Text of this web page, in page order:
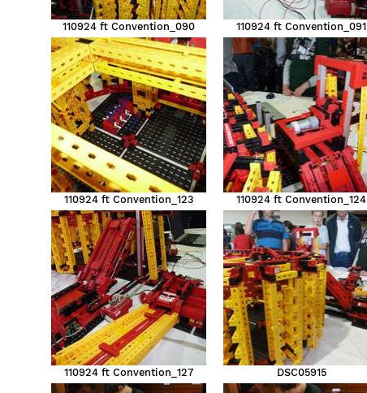
110924 ft Convention_090 110924 ft Convention_091
110924 ft Convention_123 110924 ft Convention_124
110924 ft Convention_127 DSC05915